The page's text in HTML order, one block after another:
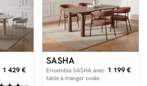
1 429 €
SASHA
Ensemble SASHA avec
table à manger ovale
1 199 €